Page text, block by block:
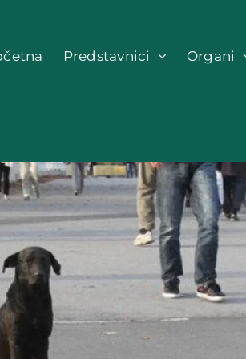
Predstavnici Organi